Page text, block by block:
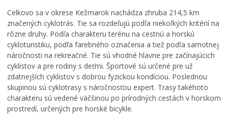
Životné prostredie
Zdravie
Cirkev
ŠPORT
Európska komunita športu 2024
Európske mestečko športu 2022
Celkovo sa v okrese Kežmarok nachádza zhruba 214,5 km
značených cyklotrás. Tie sa rozdeľujú podľa niekoľkých kritérií na
rôzne druhy. Podľa charakteru terénu na cestnú a horskú
cykloturistiku, podľa farebného označenia a tiež podľa samotnej
náročnosti na rekreačné. Tie sú vhodné hlavne pre začínajúcich
cyklistov a pre rodiny s deťmi. Športové sú určené pre už
zdatnejších cyklistov s dobrou fyzickou kondíciou. Poslednou
skupinou sú cyklotrasy s náročnosťou expert. Trasy takéhoto
charakteru sú vedené väčšinou po prírodných cestách v horskom
prostredí, určených pre horské bicykle.